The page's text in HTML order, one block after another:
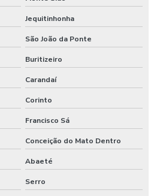
Jequitinhonha
São João da Ponte
Buritizeiro
Carandaí
Corinto
Francisco Sá
Conceição do Mato Dentro
Abaeté
Serro